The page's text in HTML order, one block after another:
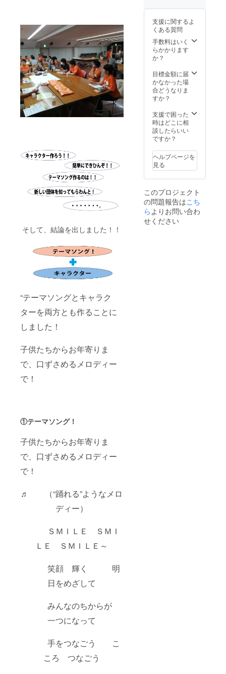
そして、結論を出しました！！
“テーマソングとキャラク
ターを両方とも作ることに
しました！
子供たちからお年寄りま
で、口ずさめるメロディー
で！
①テーマソング！
子供たちからお年寄りま
で、口ずさめるメロディー
で！
♬ （“踊れる”ようなメロ
ディー）
ＳＭＩＬＥ ＳＭＩ
ＬＥ ＳＭＩＬＥ～
笑顔 輝く 明
日をめざして
みんなのちからが
一つになって
手をつなごう こ
ころ つなごう
支援に関するよ
くある質問
手数料はいく
らかかります
か？
目標金額に届
かなかった場
合どうなりま
すか？
支援で困った
時はどこに相
談したらいい
ですか？
ヘルプページを
見る
このプロジェクト
の問題報告はこち
ら よりお問い合わ
せください